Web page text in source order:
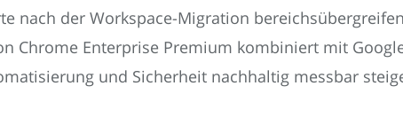
nach der Workspace-Migration
Chrome Enterprise Premium kombiniert mit
und Sicherheit nachhaltig messbar